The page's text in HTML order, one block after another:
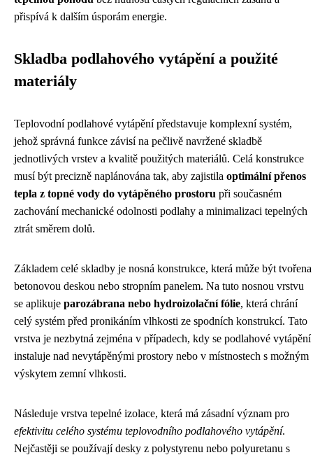
přispívá k dalším úsporám energie.
Skladba podlahového vytápění a použité
materiály
Teplovodní podlahové vytápění představuje komplexní systém,
jehož správná funkce závisí na pečlivě navržené skladbě
jednotlivých vrstev a kvalitě použitých materiálů. Celá konstrukce
musí být precizně naplánována tak, aby zajistila optimální přenos
tepla z topné vody do vytápěného prostoru při současném
zachování mechanické odolnosti podlahy a minimalizaci tepelných
ztrát směrem dolů.
Základem celé skladby je nosná konstrukce, která může být tvořena
betonovou deskou nebo stropním panelem. Na tuto nosnou vrstvu
se aplikuje parozábrana nebo hydroizolační fólie, která chrání
celý systém před pronikáním vlhkosti ze spodních konstrukcí. Tato
vrstva je nezbytná zejména v případech, kdy se podlahové vytápění
instaluje nad nevytápěnými prostory nebo v místnostech s možným
výskytem zemní vlhkosti.
Následuje vrstva tepelné izolace, která má zásadní význam pro
efektivitu celého systému teplovodního podlahového vytápění.
Nejčastěji se používají desky z polystyrenu nebo polyuretanu s